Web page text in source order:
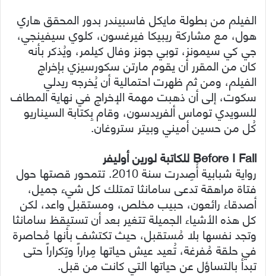
الفيلم من بطولة مايكل فاسبيندر بدور المحقق هاري
هول، مع مشاركة ريبيكا فيرغسون، كلوي سيفينجي،
جي كي سيمونز، توبي جونز وفال كيلمر، ويُذكر بأنه
كان من المقرر أن يقوم مارتن سكورسيزي بإخراج
الفيلم، ومن ثم ظهرت احتمالية أن يُخرجه ريدلي
سكوت، إلى أن ذهبت مهمة الإخراج في نهاية المطاف
للسويدي توماس ألفريدسون، وقام بِكتابة السيناريو
كُل من حسين أميني وبيتر ستروغان.
Before I Fall للكاتبة لورين أوليفر
رواية شبابية أُصِدرت سنة 2010. تتمحور قصتها حول
فتاة مراهقة تدعى سامانثا تمتلك كل شيء جميل،
أصدقاء رائعون، حبيب مخلص، ومستقبل واعد، لكن
كل هذه الأشياء الجميلة تتغير بعد أن تستيقظ سامانثا
وتجد نفسها بلا مُستقبل، حيث تكتشف بأنها مُحاصرة
في حلقة مُفرغة، تُعيد عيش حياتها مِراراً وتِكراراً حتى
تبدأ بالتساؤل عن حياتها التي كانت من قبل.